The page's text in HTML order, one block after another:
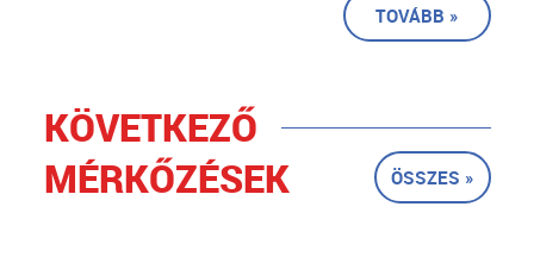
TOVÁBB »
KÖVETKEZŐ
MÉRKŐZÉSEK
ÖSSZES »